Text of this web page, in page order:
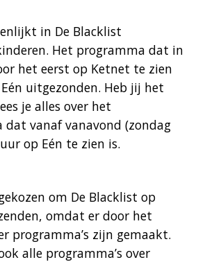
in De Blacklist
Het programma dat in
het eerst op Ketnet te zien
uitgezonden. Heb jij het
je alles over het
vanaf vanavond (zondag
op Eén te zien is.
om De Blacklist op
omdat er door het
programma’s zijn gemaakt.
alle programma’s over